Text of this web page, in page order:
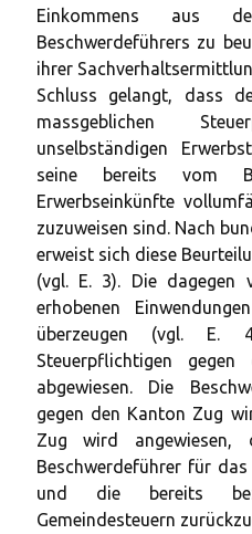
Einkommens aus
Beschwerdeführers zu
ihrer
Schluss gelangt, dass
massgeblichen
unselbständigen
seine bereits vom
Erwerbseinkünfte
zuzuweisen sind. Nach
erweist sich diese
(vgl. E. 3). Die dagegen
erhobenen
überzeugen (vgl. E.
Steuerpflichtigen
abgewiesen. Die
gegen den Kanton Zug
Zug wird angewiesen,
Beschwerdeführer für
und die bereits
Gemeindesteuern